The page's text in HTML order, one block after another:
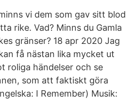
vi dem som gav sitt blod
rike. Vad? Minns du Gamla
gränser? 18 apr 2020 Jag
få nästan lika mycket ut
roliga händelser och se
som att faktiskt göra
I Remember) Musik: